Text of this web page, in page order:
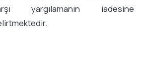
yargılamanın iadesine